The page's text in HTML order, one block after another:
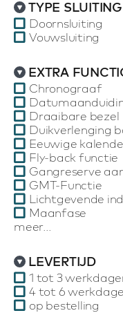
TYPE SLUITING
Doornsluiting
Vouwsluiting
EXTRA
Chronograaf
Draaibare bezel
Duikverlenging
Eeuwige
Fly-back functie
Gangreserve
GMT-Functie
Lichtgevende
Maanfase
meer...
LEVERTIJD
1 tot 3
4 tot 6
op bestelling